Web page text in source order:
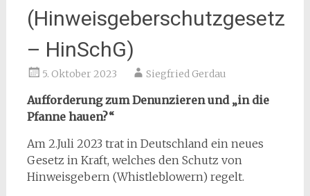
(Hinweisgeberschutzgesetz
– HinSchG)
5. Oktober 2023 Siegfried Gerdau
Aufforderung zum Denunzieren und „in die
Pfanne hauen?“
Am 2.Juli 2023 trat in Deutschland ein neues
Gesetz in Kraft, welches den Schutz von
Hinweisgebern (Whistleblowern) regelt.